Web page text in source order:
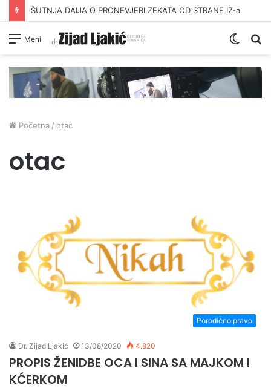
ŠUTNJA DAIJA O PRONEVJERI ZEKATA OD STRANE IZ-a
Meni
Switch
Početna / otac
otac
Porodično pravo
Dr. Zijad Ljakić 13/08/2020 4.820
PROPIS ŽENIDBE OCA I SINA SA MAJKOM I
KĆERKOM